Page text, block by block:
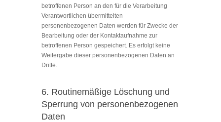
betroffenen Person an den für die Verarbeitung
Verantwortlichen übermittelten
personenbezogenen Daten werden für Zwecke der
Bearbeitung oder der Kontaktaufnahme zur
betroffenen Person gespeichert. Es erfolgt keine
Weitergabe dieser personenbezogenen Daten an
Dritte.
6. Routinemäßige Löschung und
Sperrung von personenbezogenen
Daten